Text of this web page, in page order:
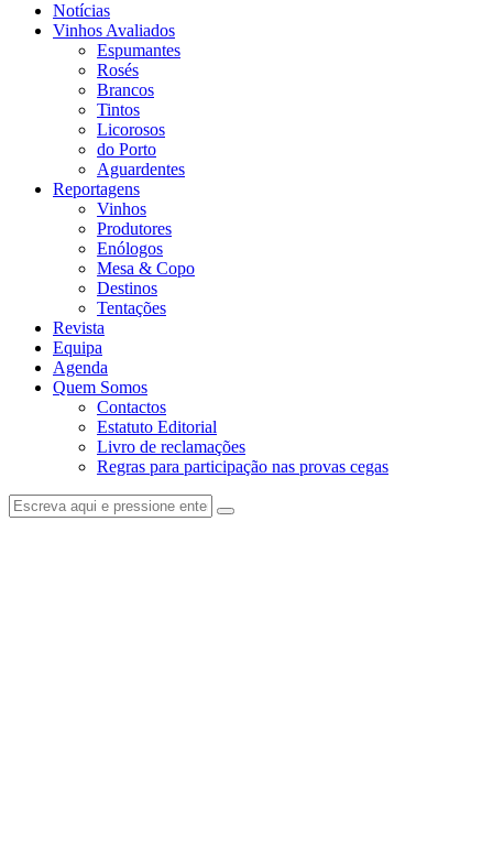
Notícias
Vinhos Avaliados
Espumantes
Rosés
Brancos
Tintos
Licorosos
do Porto
Aguardentes
Reportagens
Vinhos
Produtores
Enólogos
Mesa & Copo
Destinos
Tentações
Revista
Equipa
Agenda
Quem Somos
Contactos
Estatuto Editorial
Livro de reclamações
Regras para participação nas provas cegas